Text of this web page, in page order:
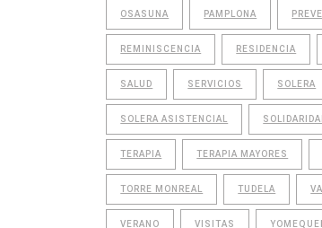
OSASUNA PAMPLONA
REMINISCENCIA RESIDENCIA
SALUD SERVICIOS SOLERA
SOLERA ASISTENCIAL
TERAPIA TERAPIA MAYORES
TORRE MONREAL TUDELA
VERANO VISITAS